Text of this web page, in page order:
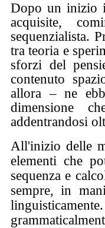
Dopo un inizio
acquisite,
sequenzialista.
tra teoria e
sforzi del
contenuto
allora – ne
dimensione
addentrandosi
All'inizio delle
elementi che
sequenza e
sempre, in